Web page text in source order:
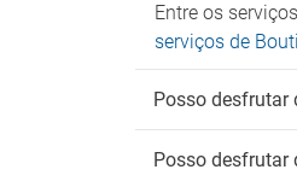
Entre os
serviços de
Posso desfrutar
Posso desfrutar